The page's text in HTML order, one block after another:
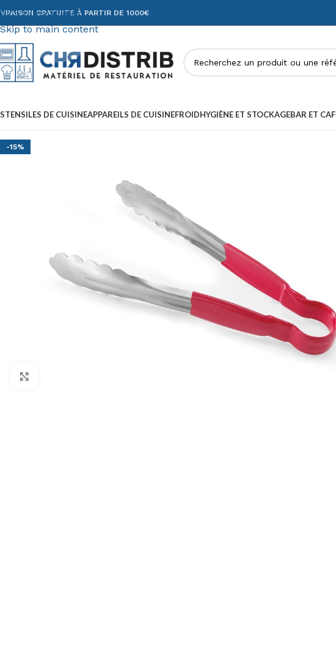
Skip to navigation
Skip to main content
GRATUITE À PARTIR DE 1000€
DE CUISINEAPPAREILS DE CUISINEFROIDHYGIÈNE ET STOCKAGEBAR ET
-15%